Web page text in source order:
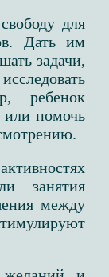
для
Дать им
задачи,
ребенок
или помочь
занятия
между